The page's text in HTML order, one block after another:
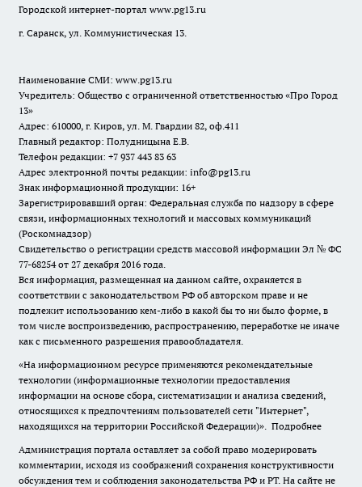
Городской интернет-портал www.pg13.ru
г. Саранск, ул. Коммунистическая 13.
Наименование СМИ: www.pg13.ru
Учредитель: Общество с ограниченной ответственностью «Про Город
13»
Адрес: 610000, г. Киров, ул. М. Гвардии 82, оф.411
Главный редактор: Полудницына Е.В.
Телефон редакции: +7 937 443 83 63
Адрес электронной почты редакции: info@pg13.ru
Знак информационной продукции: 16+
Зарегистрировавший орган: Федеральная служба по надзору в сфере
связи, информационных технологий и массовых коммуникаций
(Роскомнадзор)
Свидетельство о регистрации средств массовой информации Эл № ФС
77-68254 от 27 декабря 2016 года.
Вся информация, размещенная на данном сайте, охраняется в
соответствии с законодательством РФ об авторском праве и не
подлежит использованию кем-либо в какой бы то ни было форме, в
том числе воспроизведению, распространению, переработке не иначе
как с письменного разрешения правообладателя.
«На информационном ресурсе применяются рекомендательные
технологии (информационные технологии предоставления
информации на основе сбора, систематизации и анализа сведений,
относящихся к предпочтениям пользователей сети "Интернет",
находящихся на территории Российской Федерации)». Подробнее
Администрация портала оставляет за собой право модерировать
комментарии, исходя из соображений сохранения конструктивности
обсуждения тем и соблюдения законодательства РФ и РТ. На сайте не